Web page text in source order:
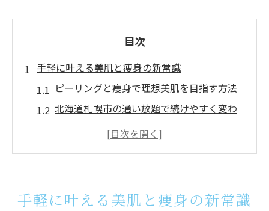
目次
手軽に叶える美肌と痩身の新常識
ピーリングと痩身で理想美肌を目指す方法
北海道札幌市の通い放題で続けやすく変わ
コツ
手軽に叶える美肌と痩身の新常識